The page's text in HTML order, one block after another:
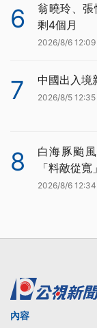
6
翁曉玲、
剩4個月
2026/8/6 12:09
7 中國出入境
2026/8/5 12:35
8
白海豚颱
「料敵從寬」
2026/8/6 12:34
內容